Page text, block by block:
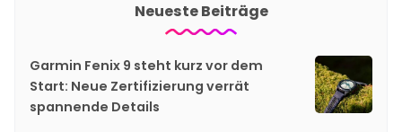
Neueste Beiträge
Garmin Fenix 9 steht kurz vor dem
Start: Neue Zertifizierung verrät
spannende Details